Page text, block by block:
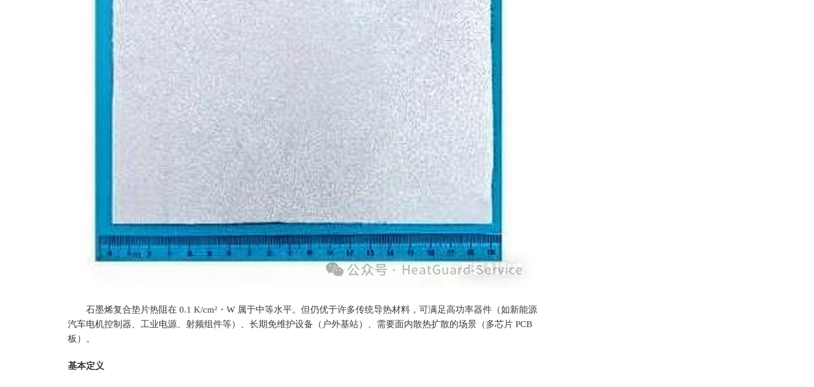
石墨烯复合垫片热阻在 0.1 K/cm²・W 属于中等水平。但仍优于许多传统导热材料，可满足高功率器件（如新能源
汽车电机控制器、工业电源、射频组件等）、长期免维护设备（户外基站）、需要面内散热扩散的场景（多芯片 PCB
板）。
基本定义